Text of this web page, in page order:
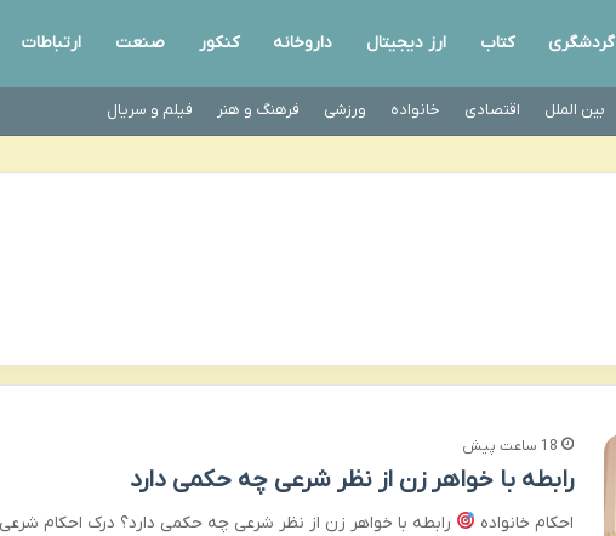
گردشگری کتاب ارز دیجیتال داروخانه کنکور صنعت ارتباطات
بین الملل اقتصادی خانواده ورزشی فرهنگ و هنر فیلم و سریال
18 ساعت پیش
رابطه با خواهر زن از نظر شرعی چه حکمی دارد
احکام خانواده
رابطه با خواهر زن از نظر شرعی چه حکمی دارد؟ درک احکام